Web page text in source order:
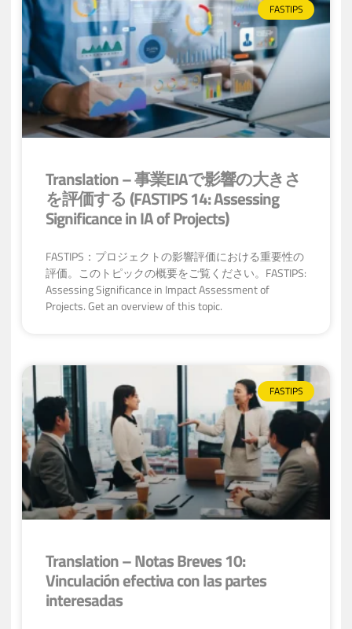
FASTIPS
Translation – 事業EIAで影響の大きさ
を評価する (FASTIPS 14: Assessing
Significance in IA of Projects)
FASTIPS：プロジェクトの影響評価における重要性の
評価。このトピックの概要をご覧ください。FASTIPS:
Assessing Significance in Impact Assessment of
Projects. Get an overview of this topic.
FASTIPS
Translation – Notas Breves 10:
Vinculación efectiva con las partes
interesadas